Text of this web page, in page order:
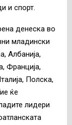
и спорт.
денеска во
младински
Албанија,
Франција,
Полска,
ќе
лидери